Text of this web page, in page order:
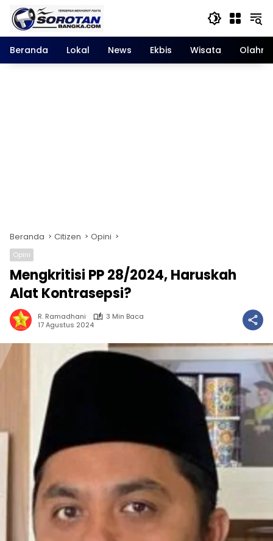
Langsung
konten
Beranda
Lokal News Ekbis Wisata
Beranda Citizen Opini
Opini
Mengkritisi PP 28/2024, Haruskah
Alat Kontrasepsi?
R. Ramadhani
3 Min Baca
17 Agustus 2024